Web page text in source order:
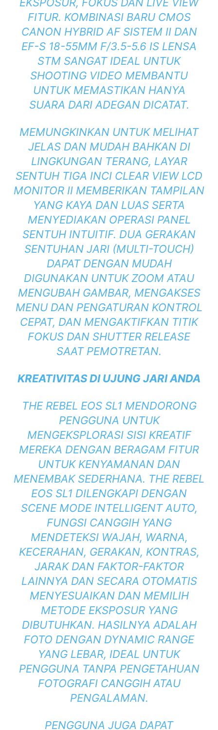
EKSPOSUR, FOKUS DAN LIVE VIEW
FITUR. KOMBINASI BARU CMOS
CANON HYBRID AF SISTEM II DAN
EF-S 18-55MM F/3.5-5.6 IS LENSA
STM SANGAT IDEAL UNTUK
SHOOTING VIDEO MEMBANTU
UNTUK MEMASTIKAN HANYA
SUARA DARI ADEGAN DICATAT.
MEMUNGKINKAN UNTUK MELIHAT
JELAS DAN MUDAH BAHKAN DI
LINGKUNGAN TERANG, LAYAR
SENTUH TIGA INCI CLEAR VIEW LCD
MONITOR II MEMBERIKAN TAMPILAN
YANG KAYA DAN LUAS SERTA
MENYEDIAKAN OPERASI PANEL
SENTUH INTUITIF. DUA GERAKAN
SENTUHAN JARI (MULTI-TOUCH)
DAPAT DENGAN MUDAH
DIGUNAKAN UNTUK ZOOM ATAU
MENGUBAH GAMBAR, MENGAKSES
MENU DAN PENGATURAN KONTROL
CEPAT, DAN MENGAKTIFKAN TITIK
FOKUS DAN SHUTTER RELEASE
SAAT PEMOTRETAN.
KREATIVITAS DI UJUNG JARI ANDA
THE REBEL EOS SL1 MENDORONG
PENGGUNA UNTUK
MENGEKSPLORASI SISI KREATIF
MEREKA DENGAN BERAGAM FITUR
UNTUK KENYAMANAN DAN
MENEMBAK SEDERHANA. THE REBEL
EOS SL1 DILENGKAPI DENGAN
SCENE MODE INTELLIGENT AUTO,
FUNGSI CANGGIH YANG
MENDETEKSI WAJAH, WARNA,
KECERAHAN, GERAKAN, KONTRAS,
JARAK DAN FAKTOR-FAKTOR
LAINNYA DAN SECARA OTOMATIS
MENYESUAIKAN DAN MEMILIH
METODE EKSPOSUR YANG
DIBUTUHKAN. HASILNYA ADALAH
FOTO DENGAN DYNAMIC RANGE
YANG LEBAR, IDEAL UNTUK
PENGGUNA TANPA PENGETAHUAN
FOTOGRAFI CANGGIH ATAU
PENGALAMAN.
PENGGUNA JUGA DAPAT